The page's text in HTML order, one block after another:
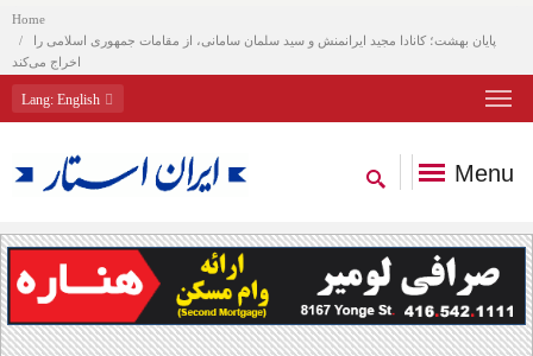
Home
پایان بهشت؛ کانادا مجید ایرانمنش و سید سلمان سامانی، از مقامات جمهوری اسلامی را
اخراج می‌کند
Lang: English
Menu